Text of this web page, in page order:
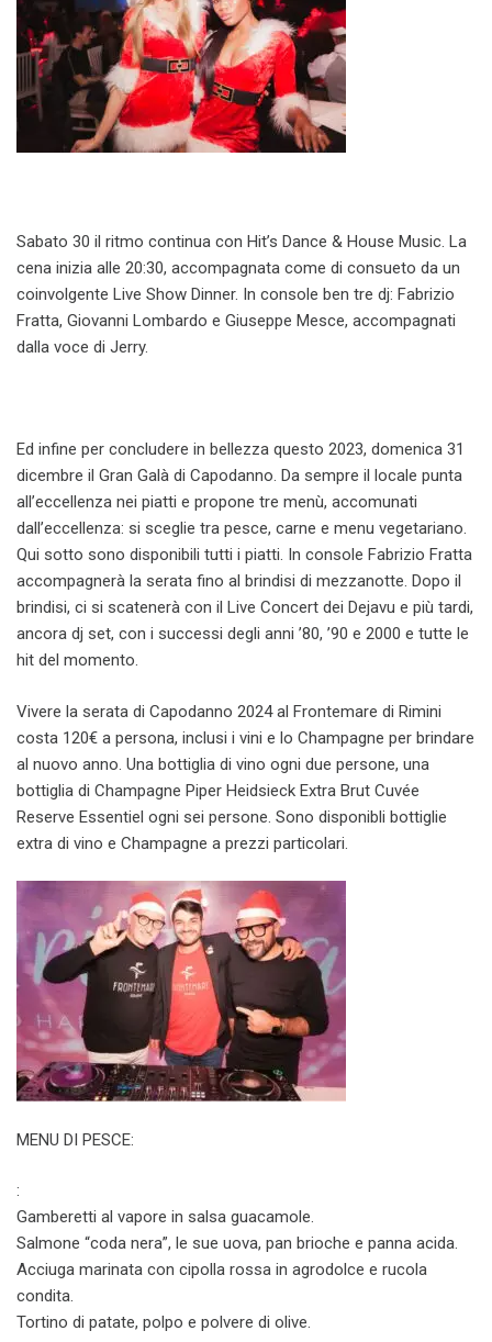
Sabato 30 il ritmo continua con Hit’s Dance & House Music. La
cena inizia alle 20:30, accompagnata come di consueto da un
coinvolgente Live Show Dinner. In console ben tre dj: Fabrizio
Fratta, Giovanni Lombardo e Giuseppe Mesce, accompagnati
dalla voce di Jerry.
Ed infine per concludere in bellezza questo 2023, domenica 31
dicembre il Gran Galà di Capodanno. Da sempre il locale punta
all’eccellenza nei piatti e propone tre menù, accomunati
dall’eccellenza: si sceglie tra pesce, carne e menu vegetariano.
Qui sotto sono disponibili tutti i piatti. In console Fabrizio Fratta
accompagnerà la serata fino al brindisi di mezzanotte. Dopo il
brindisi, ci si scatenerà con il Live Concert dei Dejavu e più tardi,
ancora dj set, con i successi degli anni ’80, ’90 e 2000 e tutte le
hit del momento.
Vivere la serata di Capodanno 2024 al Frontemare di Rimini
costa 120€ a persona, inclusi i vini e lo Champagne per brindare
al nuovo anno. Una bottiglia di vino ogni due persone, una
bottiglia di Champagne Piper Heidsieck Extra Brut Cuvée
Reserve Essentiel ogni sei persone. Sono disponibli bottiglie
extra di vino e Champagne a prezzi particolari.
MENU DI PESCE:
:
Gamberetti al vapore in salsa guacamole.
Salmone “coda nera”, le sue uova, pan brioche e panna acida.
Acciuga marinata con cipolla rossa in agrodolce e rucola
condita.
Tortino di patate, polpo e polvere di olive.